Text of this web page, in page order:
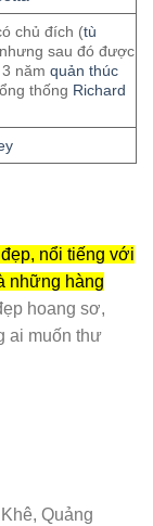
chủ đích (tù
nhưng sau đó được
3 nămquản thúc
thống Richard
nổi tiếng với
những hàng
hoang sơ,
ai muốn thư
Quảng